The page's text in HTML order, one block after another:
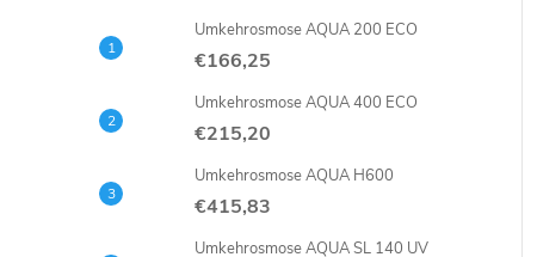
Umkehrosmose AQUA 200 ECO
€166,25
Umkehrosmose AQUA 400 ECO
€215,20
Umkehrosmose AQUA H600
€415,83
Umkehrosmose AQUA SL 140 UV